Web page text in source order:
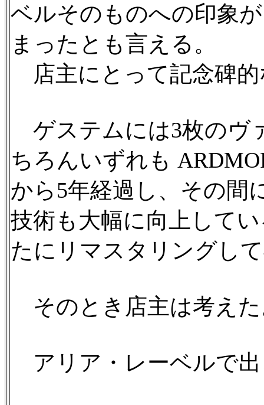
ベルそのものへの印象
まったとも言える。
店主にとって記念碑
ゲステムには3枚のヴ
ちろんいずれも
から5年経過し、その間
技術も大幅に向上して
たにリマスタリングし
そのとき店主は考え
アリア・レーベルで